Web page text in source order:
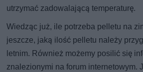
utrzymać zadowalającą temperaturę.
Wiedząc już, ile potrzeba pelletu na
jeszcze, jaką ilość pelletu należy
letnim. Również możemy posilić się
znalezionymi na forum internetowym.